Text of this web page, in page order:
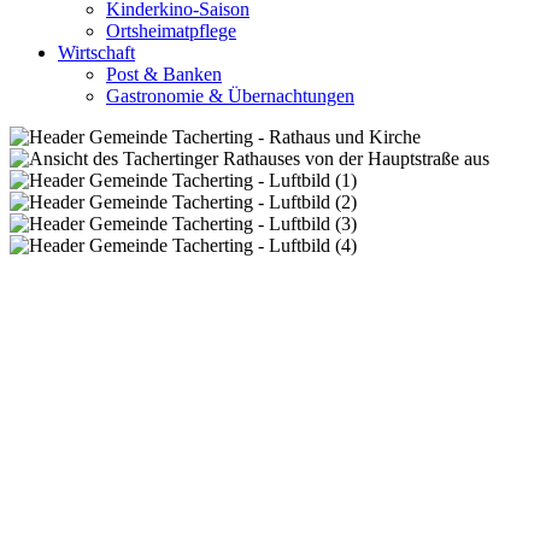
Kinderkino-Saison
Ortsheimatpflege
Wirtschaft
Post & Banken
Gastronomie & Übernachtungen